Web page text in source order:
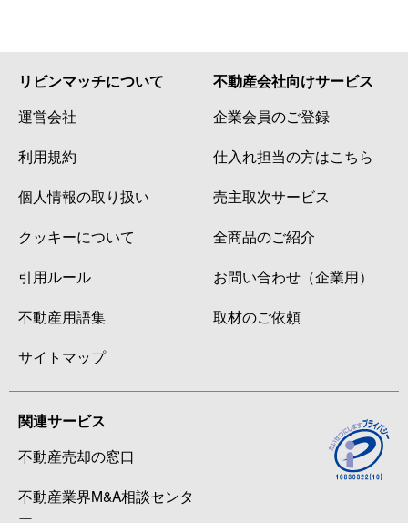
リビンマッチについて
運営会社
利用規約
個人情報の取り扱い
クッキーについて
引用ルール
不動産用語集
サイトマップ
不動産会社向けサービス
企業会員のご登録
仕入れ担当の方はこちら
売主取次サービス
全商品のご紹介
お問い合わせ（企業用）
取材のご依頼
関連サービス
不動産売却の窓口
不動産業界M&A相談センタ
ー